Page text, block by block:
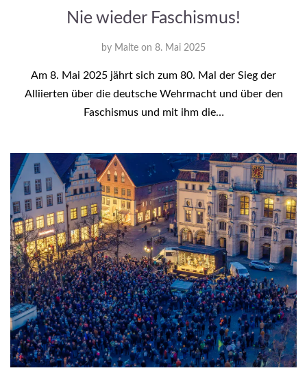
Nie wieder Faschismus!
by Malte on 8. Mai 2025
Am 8. Mai 2025 jährt sich zum 80. Mal der Sieg der
Alliierten über die deutsche Wehrmacht und über den
Faschismus und mit ihm die…